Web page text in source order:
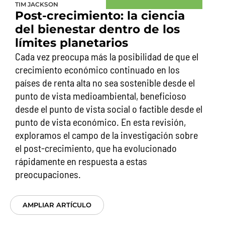
TIM JACKSON
Post-crecimiento: la ciencia
del bienestar dentro de los
límites planetarios
Cada vez preocupa más la posibilidad de que el
crecimiento económico continuado en los
países de renta alta no sea sostenible desde el
punto de vista medioambiental, beneficioso
desde el punto de vista social o factible desde el
punto de vista económico. En esta revisión,
exploramos el campo de la investigación sobre
el post-crecimiento, que ha evolucionado
rápidamente en respuesta a estas
preocupaciones.
AMPLIAR ARTÍCULO